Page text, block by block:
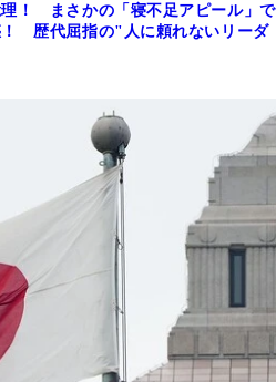
！ まさかの「寝不足アピール」で
！ 歴代屈指の"人に頼れないリーダ